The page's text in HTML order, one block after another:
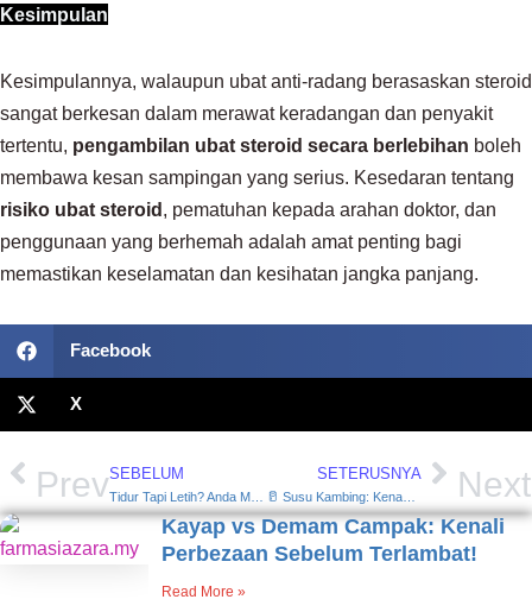
Kesimpulan
Kesimpulannya, walaupun ubat anti-radang berasaskan steroid
sangat berkesan dalam merawat keradangan dan penyakit
tertentu, pengambilan ubat steroid secara berlebihan boleh
membawa kesan sampingan yang serius. Kesedaran tentang
risiko ubat steroid, pematuhan kepada arahan doktor, dan
penggunaan yang berhemah adalah amat penting bagi
memastikan keselamatan dan kesihatan jangka panjang.
Facebook
X
PrevSEBELUM SETERUSNYA
🥛 Susu Kambing: Kenapa Ramai Mula Beralih Daripada Susu Lembu? Next
Kayap vs Demam Campak: Kenali
Perbezaan Sebelum Terlambat!
Read More »